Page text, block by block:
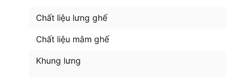
Chất liệu lưng ghế
Chất liệu mâm ghế
Khung lưng